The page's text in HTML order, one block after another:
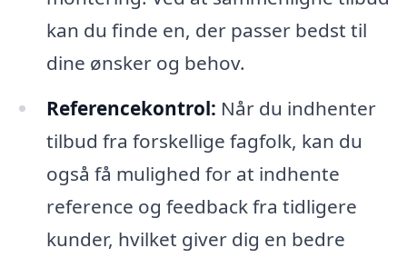
kan du finde en, der passer bedst til
dine ønsker og behov.
Referencekontrol: Når du indhenter
tilbud fra forskellige fagfolk, kan du
også få mulighed for at indhente
reference og feedback fra tidligere
kunder, hvilket giver dig en bedre